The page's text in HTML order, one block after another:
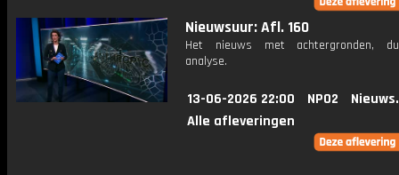
Nieuwsuur: Afl. 160
Het nieuws met achtergronden,
analyse.
13-06-2026 22:00 NPO2
Alle afleveringen